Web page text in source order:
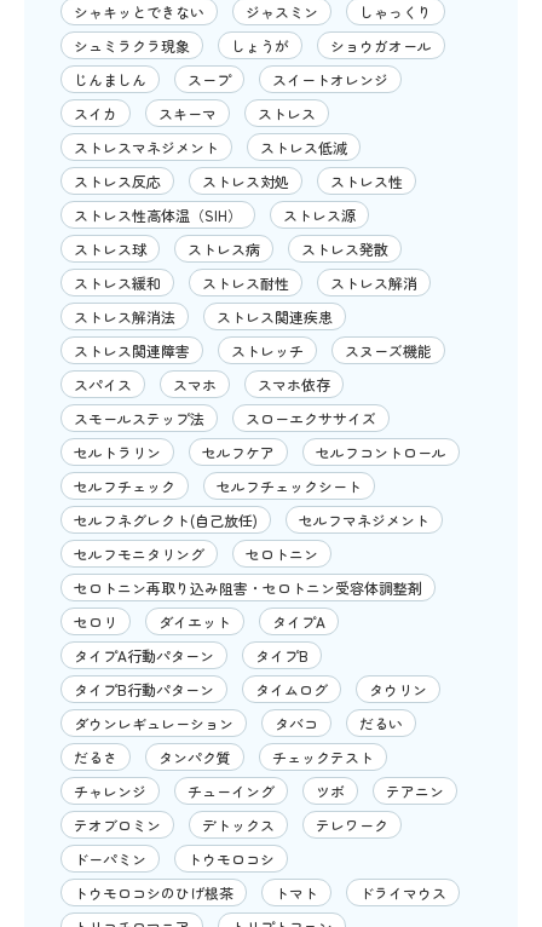
シャキッとできない
ジャスミン
しゃっくり
シュミラクラ現象
しょうが
ショウガオール
じんましん
スープ
スイートオレンジ
スイカ
スキーマ
ストレス
ストレスマネジメント
ストレス低減
ストレス反応
ストレス対処
ストレス性
ストレス性高体温（SIH）
ストレス源
ストレス球
ストレス病
ストレス発散
ストレス緩和
ストレス耐性
ストレス解消
ストレス解消法
ストレス関連疾患
ストレス関連障害
ストレッチ
スヌーズ機能
スパイス
スマホ
スマホ依存
スモールステップ法
スローエクササイズ
セルトラリン
セルフケア
セルフコントロール
セルフチェック
セルフチェックシート
セルフネグレクト(自己放任)
セルフマネジメント
セルフモニタリング
セロトニン
セロトニン再取り込み阻害・セロトニン受容体調整剤
セロリ
ダイエット
タイプA
タイプA行動パターン
タイプB
タイプB行動パターン
タイムログ
タウリン
ダウンレギュレーション
タバコ
だるい
だるさ
タンパク質
チェックテスト
チャレンジ
チューイング ツボ
テアニン
テオブロミン
デトックス
テレワーク
ドーパミン
トウモロコシ
トウモロコシのひげ根茶
トマト
ドライマウス